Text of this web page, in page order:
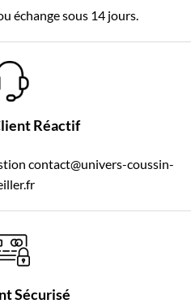
échange sous 14 jours.
Réactif
contact@univers-coussin-
Sécurisé